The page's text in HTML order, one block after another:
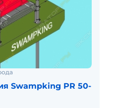
Swampking PR 50-